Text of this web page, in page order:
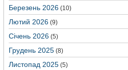
Березень 2026 (10)
Лютий 2026 (9)
Січень 2026 (5)
Грудень 2025 (8)
Листопад 2025 (5)